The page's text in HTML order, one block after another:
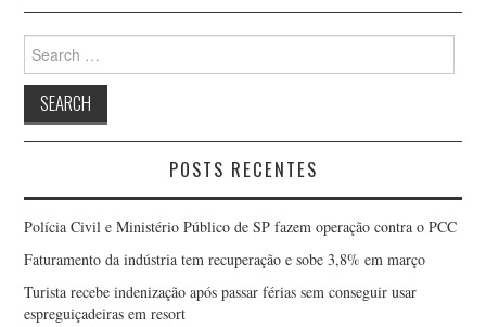
Search
for:
POSTS RECENTES
Polícia Civil e Ministério Público de SP fazem operação contra o PCC
Faturamento da indústria tem recuperação e sobe 3,8% em março
Turista recebe indenização após passar férias sem conseguir usar
espreguiçadeiras em resort